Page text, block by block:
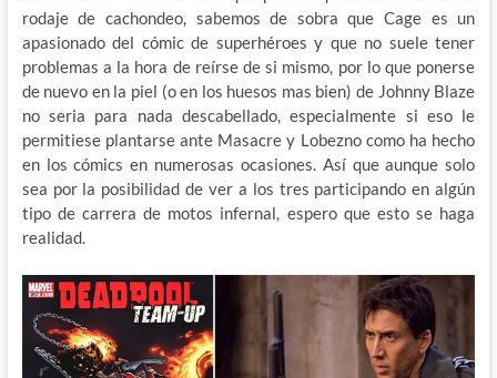
rodaje de cachondeo, sabemos de sobra que Cage es un
apasionado del cómic de superhéroes y que no suele tener
problemas a la hora de reírse de si mismo, por lo que ponerse
de nuevo en la piel (o en los huesos mas bien) de Johnny Blaze
no seria para nada descabellado, especialmente si eso le
permitiese plantarse ante Masacre y Lobezno como ha hecho
en los cómics en numerosas ocasiones. Así que aunque solo
sea por la posibilidad de ver a los tres participando en algún
tipo de carrera de motos infernal, espero que esto se haga
realidad.